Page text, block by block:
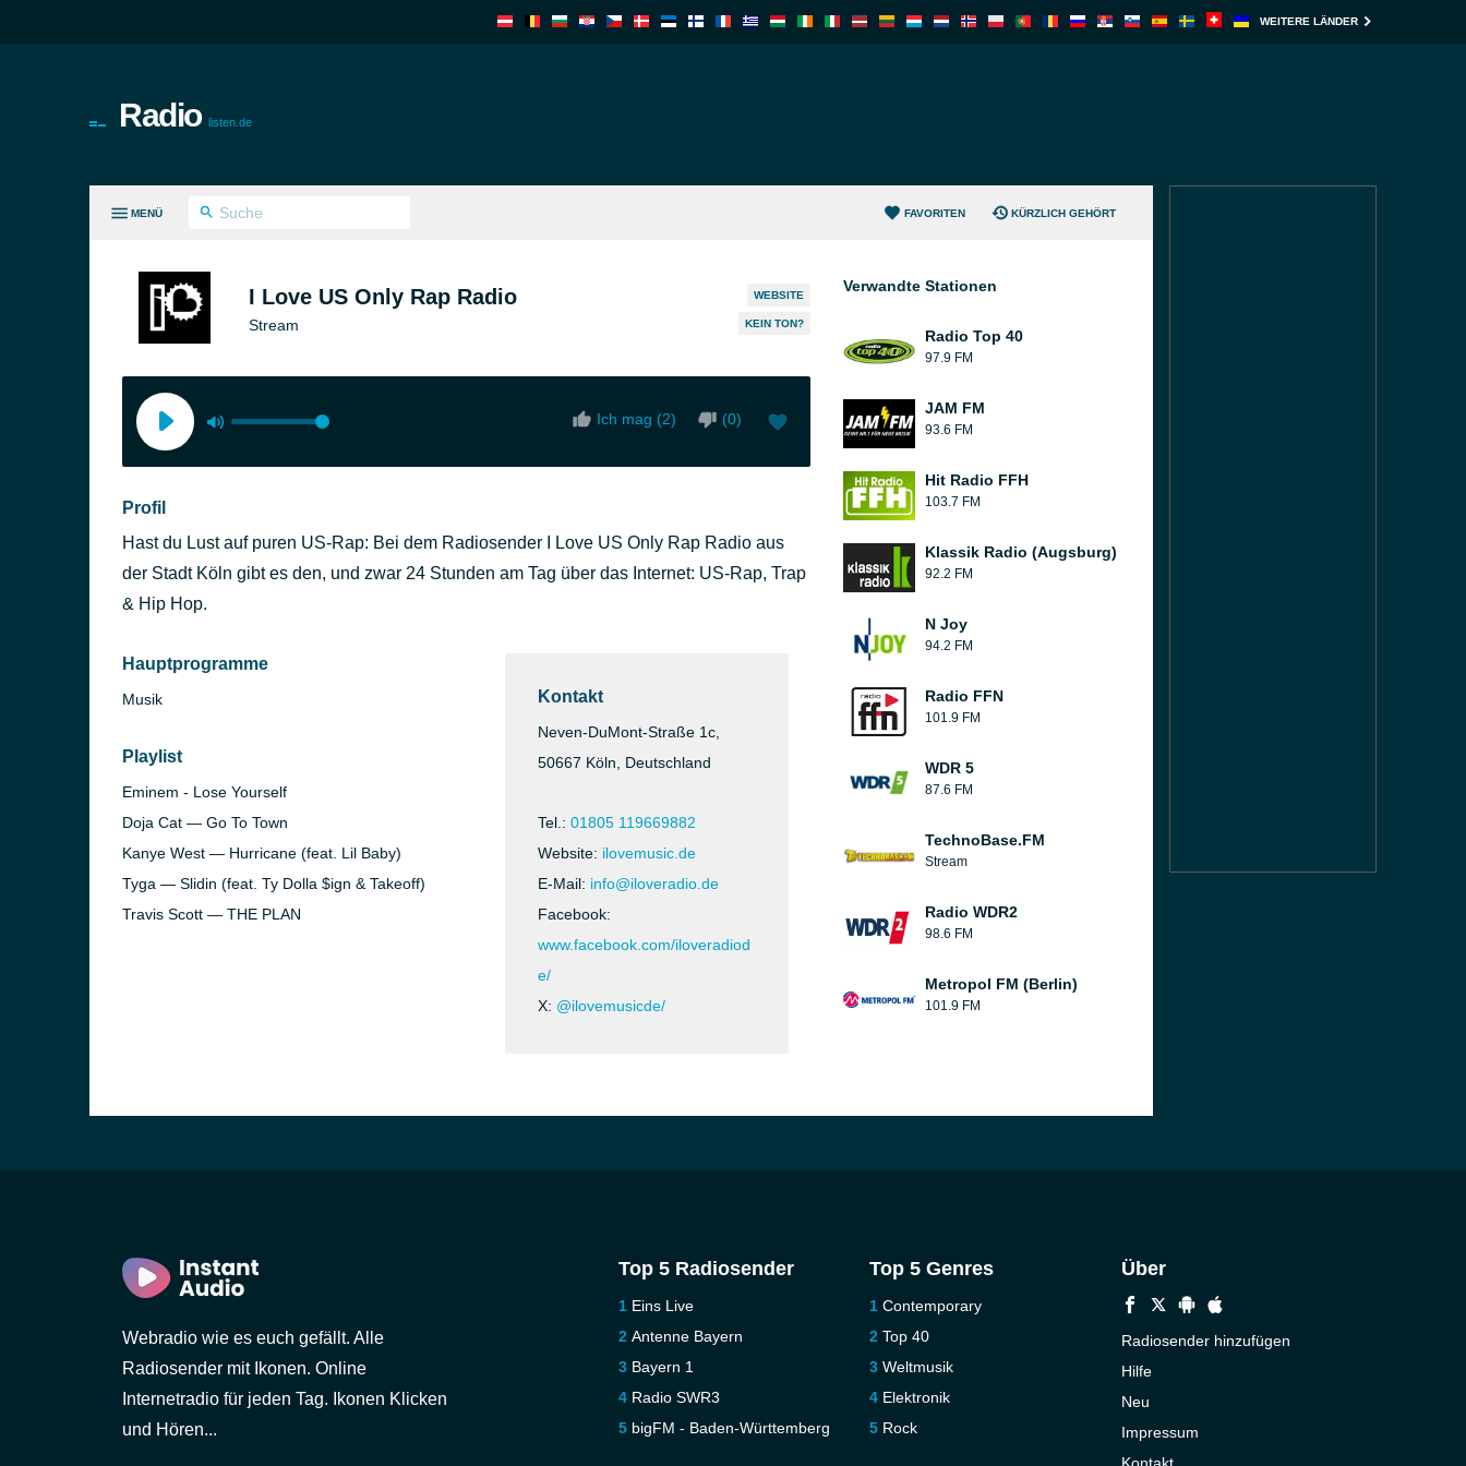
WEITERE LÄNDER
Radio listen.de
MENÜ FAVORITEN KÜRZLICH GEHÖRT
I Love US Only Rap Radio
Stream
WEBSITE
KEIN TON?
Ich mag (2) (0)
Profil
Hast du Lust auf puren US-Rap: Bei dem Radiosender I Love US Only Rap Radio aus
der Stadt Köln gibt es den, und zwar 24 Stunden am Tag über das Internet: US-Rap, Trap
& Hip Hop.
Hauptprogramme
Musik
Playlist
Eminem - Lose Yourself
Doja Cat — Go To Town
Kanye West — Hurricane (feat. Lil Baby)
Tyga — Slidin (feat. Ty Dolla $ign & Takeoff)
Travis Scott — THE PLAN
Kontakt
Neven-DuMont-Straße 1c,
50667 Köln, Deutschland
Tel.: 01805 119669882
Website: ilovemusic.de
E-Mail: info@iloveradio.de
Facebook:
www.facebook.com/iloveradiod
e/
X: @ilovemusicde/
Verwandte Stationen
Radio Top 40
97.9 FM
JAM FM
93.6 FM
Hit Radio FFH
103.7 FM
Klassik Radio (Augsburg)
92.2 FM
N Joy
94.2 FM
Radio FFN
101.9 FM
WDR 5
87.6 FM
TechnoBase.FM
Stream
Radio WDR2
98.6 FM
Metropol FM (Berlin)
101.9 FM
Webradio wie es euch gefällt. Alle
Radiosender mit Ikonen. Online
Internetradio für jeden Tag. Ikonen Klicken
und Hören...
Top 5 Radiosender
Eins Live
Antenne Bayern
Bayern 1
Radio SWR3
bigFM - Baden-Württemberg
Top 5 Genres
Contemporary
Top 40
Weltmusik
Elektronik
Rock
Über
Radiosender hinzufügen
Hilfe
Neu
Impressum